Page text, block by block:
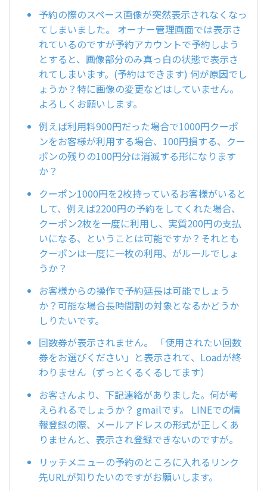
予約の際のスペース画像が突然表示されなくなっ
てしまいました。 オーナー管理画面では表示さ
れているのですが予約アカウントで予約しよう
とすると、画像部分のみ真っ白の状態で表示さ
れてしまいます。(予約はできます) 何が原因でし
ょうか？特に画像の変更などはしていません。
よろしくお願いします。
例えば利用料900円だった場合で1000円クーポ
ンをお客様が利用する場合、100円損する、クー
ポンの残りの100円分は消滅する形になります
か？
クーポン1000円を2枚持っているお客様がいると
して、例えば2200円の予約をしてくれた場合、
クーポン2枚を一度に利用し、実質200円の支払
いになる、ということは可能ですか？それとも
クーポンは一度に一枚の利用、がルールでしょ
うか？
お客様からの操作で予約延長は可能でしょう
か？可能な場合長時間割の対象となるかどうか
しりたいです。
回数券が表示されません。 「使用されたい回数
券をお選びください」と表示されて、Loadが終
わりません（ずっとくるくるしてます）
お客さんより、下記連絡がありました。何が考
えられるでしょうか？ gmailです。 LINEでの情
報登録の際、メールアドレスの形式が正しくあ
りませんと、表示され登録できないのですが。
リッチメニューの予約のところに入れるリンク
先URLが知りたいのですがお願いします。